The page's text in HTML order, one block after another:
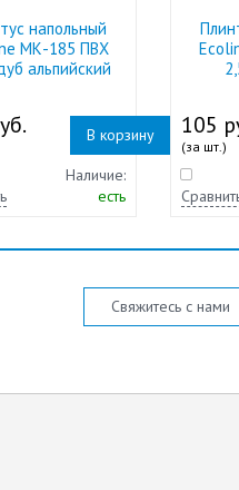
напольный
МК-185 ПВХ
альпийский
В корзину
Наличие:
есть
105
(за шт.)
Свяжитесь с нами